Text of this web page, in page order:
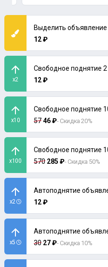
Выделить объявление
12 ₽
x2
Свободное поднятие 2
12 ₽
x10
Свободное поднятие
5746 ₽- Скидка 20%
x100
Свободное поднятие
570 285 ₽- Скидка 50%
x2
Автоподнятие
12 ₽
x5
Автоподнятие
30 27 ₽- Скидка 10%